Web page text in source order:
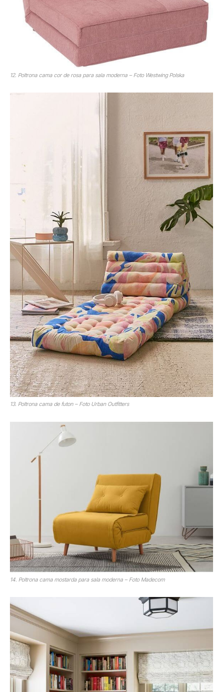
12. Poltrona cama cor de rosa para sala moderna – Foto Westwing Polska
13. Poltrona cama de futon – Foto Urban Outfitters
14. Poltrona cama mostarda para sala moderna – Foto Madecom